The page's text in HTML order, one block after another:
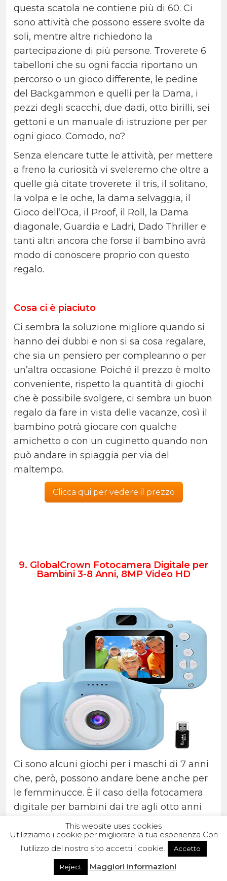
questa scatola ne contiene più di 60. Ci
sono attività che possono essere svolte da
soli, mentre altre richiedono la
partecipazione di più persone. Troverete 6
tabelloni che su ogni faccia riportano un
percorso o un gioco differente, le pedine
del Backgammon e quelli per la Dama, i
pezzi degli scacchi, due dadi, otto birilli, sei
gettoni e un manuale di istruzione per per
ogni gioco. Comodo, no?
Senza elencare tutte le attività, per mettere
a freno la curiosità vi sveleremo che oltre a
quelle già citate troverete: il tris, il solitano,
la volpa e le oche, la dama selvaggia, il
Gioco dell’Oca, il Proof, il Roll, la Dama
diagonale, Guardia e Ladri, Dado Thriller e
tanti altri ancora che forse il bambino avrà
modo di conoscere proprio con questo
regalo.
Cosa ci è piaciuto
Ci sembra la soluzione migliore quando si
hanno dei dubbi e non si sa cosa regalare,
che sia un pensiero per compleanno o per
un’altra occasione. Poiché il prezzo è molto
conveniente, rispetto la quantità di giochi
che è possibile svolgere, ci sembra un buon
regalo da fare in vista delle vacanze, così il
bambino potrà giocare con qualche
amichetto o con un cuginetto quando non
può andare in spiaggia per via del
maltempo.
Clicca qui per vedere il prezzo
9. GlobalCrown Fotocamera Digitale per
Bambini 3-8 Anni, 8MP Video HD
Ci sono alcuni giochi per i maschi di 7 anni
che, però, possono andare bene anche per
le femminucce. È il caso della fotocamera
digitale per bambini dai tre agli otto anni
proposta da GlobalCrown, facilissima da
usare e dotata di uno schermo da due
pollici che permette di vedere ciò che il
piccolo fotografo ha ritratto, proprio come
nei modelli degli adulti.
This website uses cookies
Utilizziamo i cookie per migliorare la tua esperienza Con
l'utilizzo del nostro sito accetti i cookie.
Accetto
Reject Maggiori informazioni